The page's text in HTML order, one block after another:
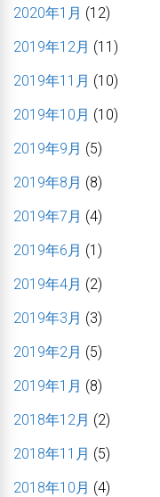
2020年1月 (12)
2019年12月 (11)
2019年11月 (10)
2019年10月 (10)
2019年9月 (5)
2019年8月 (8)
2019年7月 (4)
2019年6月 (1)
2019年4月 (2)
2019年3月 (3)
2019年2月 (5)
2019年1月 (8)
2018年12月 (2)
2018年11月 (5)
2018年10月 (4)